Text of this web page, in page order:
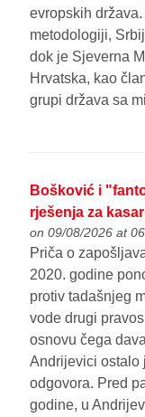
evropskih
metodologiji,
dok je Sjeverna
Hrvatska, kao
grupi država sa
Bošković i
rješenja za
on 09/08/2026 at
Priča o
2020. godine
protiv tadašnjeg
vode drugi
osnovu čega
Andrijevici ostalo
odgovora. Pred
godine, u